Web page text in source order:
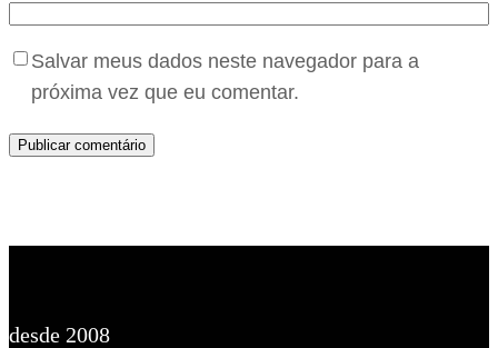
Salvar meus dados neste navegador para a
próxima vez que eu comentar.
desde 2008